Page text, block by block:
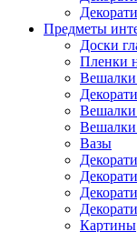
Предметы
Доски
Пленки
Вешалки
Вешалки
Вазы
Картины